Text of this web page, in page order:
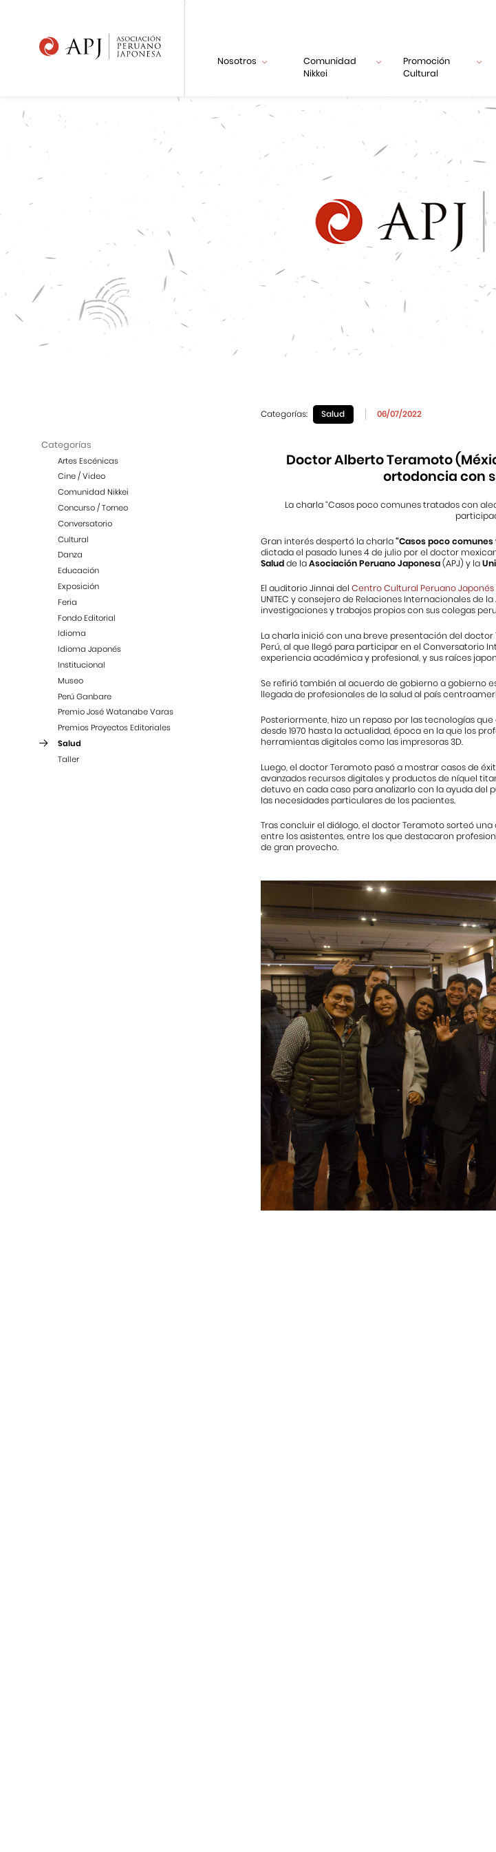
Nosotros
Comunidad
Nikkei
Promoción
Cultural
Categorías
Artes Escénicas
Cine / Video
Comunidad Nikkei
Concurso / Torneo
Conversatorio
Cultural
Danza
Educación
Exposición
Feria
Fondo Editorial
Idioma
Idioma Japonés
Institucional
Museo
Perú Ganbare
Premio José Watanabe Varas
Premios Proyectos Editoriales
Salud
Taller
Categorías: Salud 06/07/2022
Doctor Alberto Teramoto
ortodoncia con
La charla “Casos poco comunes tratados con
Gran interés despertó la charla“Casos poco
dictada el pasado lunes 4 de julio por el doctor
Saludde laAsociación Peruano Japonesa(APJ) y la
El auditorio Jinnai del Centro Cultural Peruano Japonés
UNITEC y consejero de Relaciones Internacionales de
investigaciones y trabajos propios con sus colegas
La charla inició con una breve presentación del
Perú, al que llegó para participar en el Conversatorio
experiencia académica y profesional, y sus raíces
Se refirió también al acuerdo de gobierno a gobierno
llegada de profesionales de la salud al país
Posteriormente, hizo un repaso por las tecnologías
desde 1970 hasta la actualidad, época en la que los
herramientas digitales como las impresoras 3D.
Luego, el doctor Teramoto pasó a mostrar casos de
avanzados recursos digitales y productos de níquel
detuvo en cada caso para analizarlo con la ayuda del
las necesidades particulares de los pacientes.
Tras concluir el diálogo, el doctor Teramoto sorteó una
entre los asistentes, entre los que destacaron
de gran provecho.